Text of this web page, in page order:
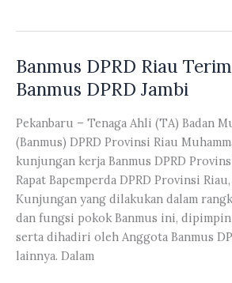
Syariah
dalam
Tahun
Terakhir
ini
Melemah
Banmus DPRD Riau
Banmus DPRD Jambi
Pekanbaru – Tenaga Ahli (TA) Badan
(Banmus) DPRD Provinsi Riau
kunjungan kerja Banmus DPRD
Rapat Bapemperda DPRD Provinsi
Kunjungan yang dilakukan dalam
dan fungsi pokok Banmus ini,
serta dihadiri oleh Anggota Banmus
lainnya. Dalam